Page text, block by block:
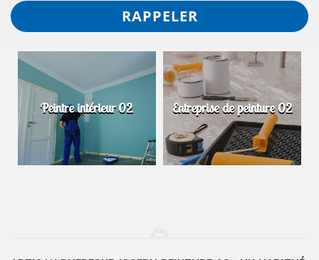
Peintre intérieur 02 Entreprise de peinture 02